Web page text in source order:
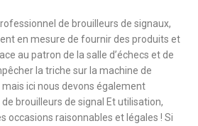
de brouilleurs de signaux,
en mesure de fournir des produits et
au patron de la salle d’échecs et de
la triche sur la machine de
ici nous devons également
brouilleurs de signal Et utilisation,
occasions raisonnables et légales ! Si